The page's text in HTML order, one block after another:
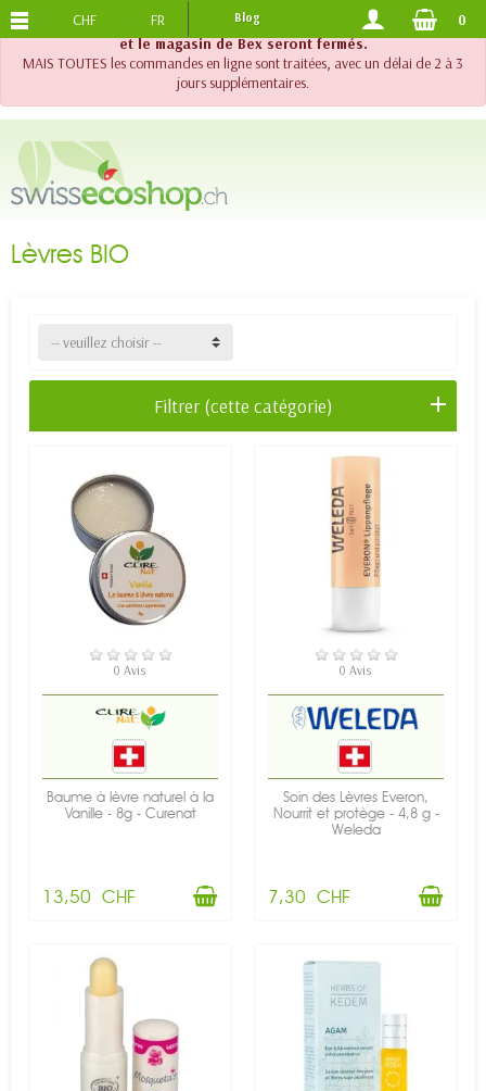
!! Important !! Jusqu'au 20 août 2026, le support téléphonique
et le magasin de Bex seront fermés.
MAIS TOUTES les commandes en ligne sont traitées, avec un délai de 2 à 3
jours supplémentaires.
PORTS OFFERTS DES 120.-
CHF FR Blog 0
Lèvres BIO
-- veuillez choisir --
Filtrer (cette catégorie)
EN STOCK
0 Avis
Baume à lèvre naturel à la
Vanille - 8g - Curenat
13,50 CHF
EN STOCK
0 Avis
Soin des Lèvres Everon,
Nourrit et protège - 4,8 g -
Weleda
7,30 CHF